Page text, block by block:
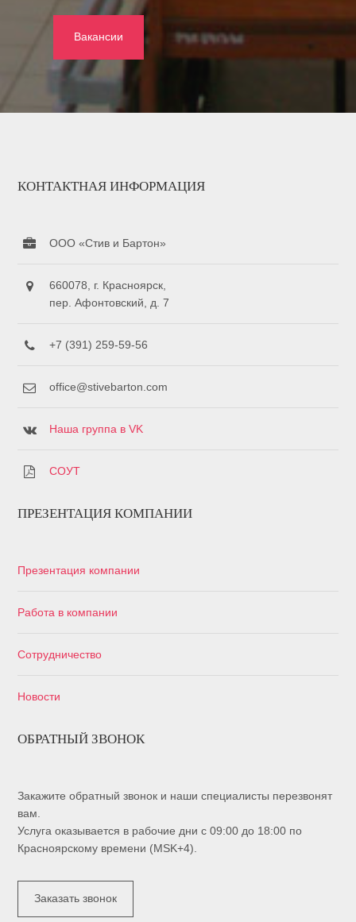
Вакансии
КОНТАКТНАЯ ИНФОРМАЦИЯ
ООО «Стив и Бартон»
660078, г. Красноярск,
пер. Афонтовский, д. 7
+7 (391) 259-59-56
office@stivebarton.com
Наша группа в VK
СОУТ
ПРЕЗЕНТАЦИЯ КОМПАНИИ
Презентация компании
Работа в компании
Сотрудничество
Новости
ОБРАТНЫЙ ЗВОНОК
Закажите обратный звонок и наши специалисты перезвонят
вам.
Услуга оказывается в рабочие дни с 09:00 до 18:00 по
Красноярскому времени (MSK+4).
Заказать звонок